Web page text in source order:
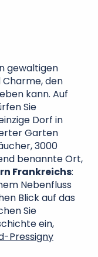
gewaltigen
den
kann. Auf
Sie
Dorf in
Garten
3000
benannte Ort,
Frankreichs:
Nebenfluss
Blick auf das
Sie
ein,
Pressigny